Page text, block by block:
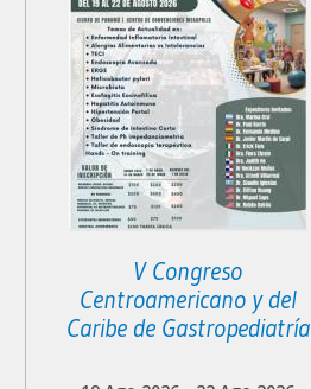
V Congreso
Centroamericano y del
Caribe de Gastropediatría